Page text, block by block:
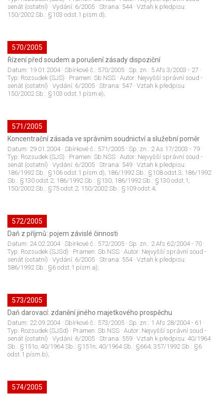
senát (ostatní) · Vydání: 6/2005 · Strana: 544· Vztah k předpisu:
150/2002 Sb.: §103 odst.1 písm.d);
570/2005
Řízení před soudem a porušení zásady dispoziční
Datum: 19.01.2004· Sbírkové č.: 570/2005 · Sp. zn.: 5 Afs 3/2003 - 27 ·
Typ: Rozsudek (SJS) · Pramen: Sb.NSS · Autor: Nejvyšší správní soud -
senát (ostatní) · Vydání: 6/2005 · Strana: 547 · Vztah k předpisu:
150/2002 Sb.: §103 odst.1 písm.e);
571/2005
Koncentrační zásada ve správním soudnictví a služební poměr
Datum: 29.01.2004· Sbírkové č.: 571/2005 · Sp. zn.: 2 As 17/2003 - 79 ·
Typ: Rozsudek (SJS) · Pramen: Sb.NSS · Autor: Nejvyšší správní soud -
senát (ostatní) · Vydání: 6/2005 · Strana: 549 · Vztah k předpisu:
186/1992 Sb.: §106 odst.1 písm.d); 186/1992 Sb.: §108 odst.3; 186/1992
Sb.: §130 odst.2; 186/1992 Sb.: §130; 186/1992 Sb.: §130 odst.1;
150/2002 Sb.: §75 odst.2; 150/2002 Sb.: §109 odst.4;
572/2005
Daň z příjmů: pojem závislé činnosti
Datum: 24.02.2004· Sbírkové č.: 572/2005 · Sp. zn.: 2 Afs 62/2004 - 70 ·
Typ: Rozsudek (SJSd) · Pramen: Sb.NSS · Autor: Nejvyšší správní soud -
senát (ostatní) · Vydání: 6/2005 · Strana: 554· Vztah k předpisu:
586/1992 Sb.: §6 odst.1 písm.a);
573/2005
Daň darovací: zdanění jiného majetkového prospěchu
Datum: 22.09.2004· Sbírkové č.: 573/2005 · Sp. zn.: 1 Afs 28/2004 - 61 ·
Typ: Rozsudek (SJSd) · Pramen: Sb.NSS · Autor: Nejvyšší správní soud -
senát (ostatní) · Vydání: 6/2005 · Strana: 559 · Vztah k předpisu: 40/1964
Sb.: §151o; 40/1964 Sb.: §151n; 40/1964 Sb.: §664; 357/1992 Sb.: §6
odst.1 písm.b);
574/2005